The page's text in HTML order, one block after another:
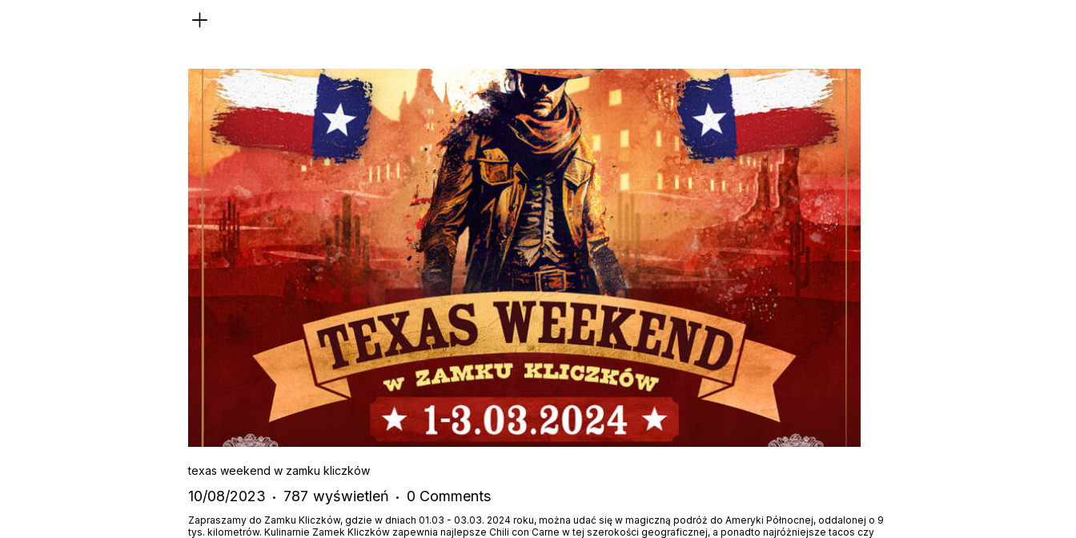
texas weekend w zamku kliczków
10/08/2023 787 wyświetleń 0 Comments
Zapraszamy do Zamku Kliczków, gdzie w dniach 01.03 - 03.03. 2024 roku, można udać się w magiczną podróż do Ameryki Północnej, oddalonej o 9
tys. kilometrów. Kulinarnie Zamek Kliczków zapewnia najlepsze Chili con Carne w tej szerokości geograficznej, a ponadto najróżniejsze tacos czy